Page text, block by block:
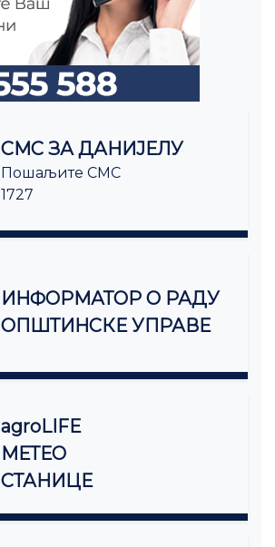
СМС ЗА ДАНИЈЕЛУ
Пошаљите СМС
1727
ИНФОРМАТОР О РАДУ
ОПШТИНСКЕ УПРАВЕ
agroLIFE
МЕТЕО
СТАНИЦЕ